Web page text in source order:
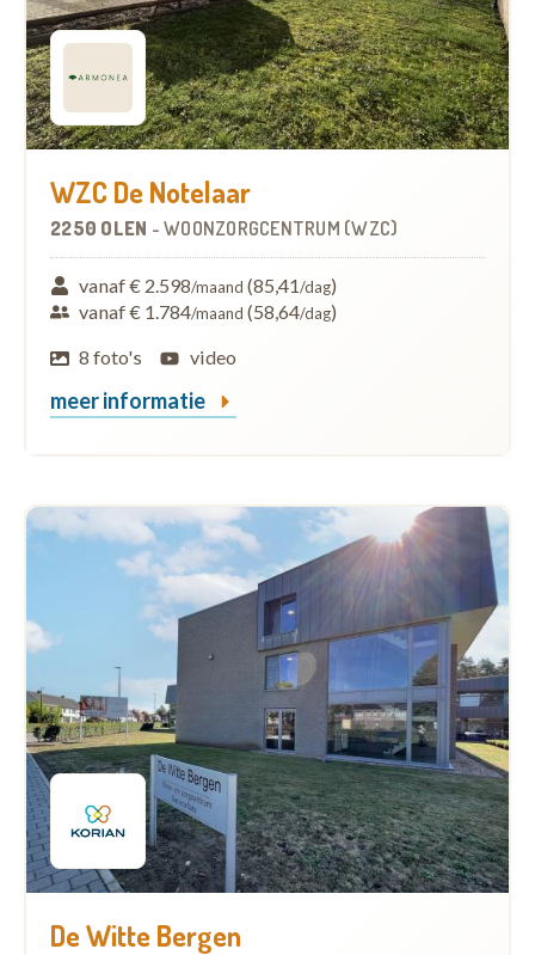
WZC De Notelaar
2250 OLEN - WOONZORGCENTRUM (WZC)
vanaf € 2.598/maand (85,41/dag)
vanaf € 1.784/maand (58,64/dag)
8 foto's
video
meer informatie
De Witte Bergen